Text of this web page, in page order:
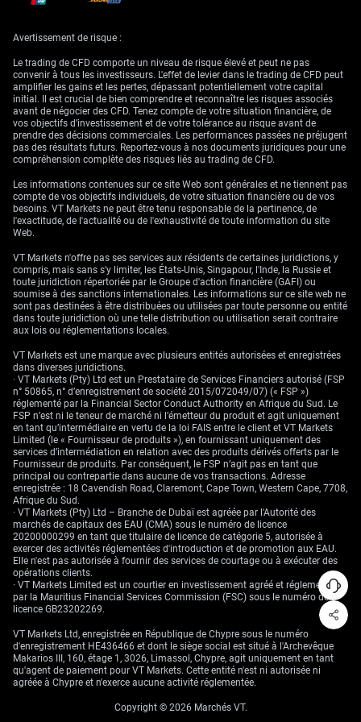
options de vente (puts) USD/JPY à courte échéance, hors de la monnaie,
un mois est déjà passée de 9% à plus de 11,5% au cours des dernières
semaines, et nous anticipons la poursuite de cette tendance à mesure
que les avertissements verbaux se renforcent.
Les dernières données du CFTC montrent que les positions spéculatives
nettes restent extrêmement importantes contre le yen, proches de
135.000 contrats. Ce positionnement consensuel est très vulnérable à
un « short squeeze ». Toute intervention directe déclencherait une vague
d’achats, ces positions étant contraintes de se déboucler, ce qui
Vendre la volatilité à ces niveaux en émettant des calls USD/JPY à
découvert constitue une stratégie extrêmement dangereuse à ce stade.
Le risque d’une perte soudaine et potentiellement illimitée en cas
d’intervention l’emporte largement sur la prime perçue. Nous privilégions
positionner plus prudemment sur un repli potentiel de la paire.
Avertissement de risque :
Le trading de CFD comporte un niveau de risque élevé et peut ne pas
convenir à tous les investisseurs. L'effet de levier dans le trading de CFD peut
amplifier les gains et les pertes, dépassant potentiellement votre capital
initial. Il est crucial de bien comprendre et reconnaître les risques associés
avant de négocier des CFD. Tenez compte de votre situation financière, de
vos objectifs d’investissement et de votre tolérance au risque avant de
prendre des décisions commerciales. Les performances passées ne préjugent
pas des résultats futurs. Reportez-vous à nos documents juridiques pour une
compréhension complète des risques liés au trading de CFD.
Les informations contenues sur ce site Web sont générales et ne tiennent pas
compte de vos objectifs individuels, de votre situation financière ou de vos
besoins. VT Markets ne peut être tenu responsable de la pertinence, de
l'exactitude, de l'actualité ou de l'exhaustivité de toute information du site
Web.
VT Markets n'offre pas ses services aux résidents de certaines juridictions, y
compris, mais sans s'y limiter, les États-Unis, Singapour, l'Inde, la Russie et
toute juridiction répertoriée par le Groupe d'action financière (GAFI) ou
soumise à des sanctions internationales. Les informations sur ce site web ne
sont pas destinées à être distribuées ou utilisées par toute personne ou entité
dans toute juridiction où une telle distribution ou utilisation serait contraire
aux lois ou réglementations locales.
VT Markets est une marque avec plusieurs entités autorisées et enregistrées
dans diverses juridictions.
· VT Markets (Pty) Ltd est un Prestataire de Services Financiers autorisé (FSP
n° 50865, n° d’enregistrement de société 2015/072049/07) (« FSP »)
réglementé par la Financial Sector Conduct Authority en Afrique du Sud. Le
FSP n’est ni le teneur de marché ni l’émetteur du produit et agit uniquement
en tant qu’intermédiaire en vertu de la loi FAIS entre le client et VT Markets
Limited (le « Fournisseur de produits »), en fournissant uniquement des
services d’intermédiation en relation avec des produits dérivés offerts par le
Fournisseur de produits. Par conséquent, le FSP n’agit pas en tant que
principal ou contrepartie dans aucune de vos transactions. Adresse
enregistrée : 18 Cavendish Road, Claremont, Cape Town, Western Cape, 7708,
Afrique du Sud.
· VT Markets (Pty) Ltd – Branche de Dubaï est agréée par l'Autorité des
marchés de capitaux des EAU (CMA) sous le numéro de licence
20200000299 en tant que titulaire de licence de catégorie 5, autorisée à
exercer des activités réglementées d'introduction et de promotion aux EAU.
Elle n'est pas autorisée à fournir des services de courtage ou à exécuter des
opérations clients.
· VT Markets Limited est un courtier en investissement agréé et réglementé
par la Mauritius Financial Services Commission (FSC) sous le numéro de
licence GB23202269.
VT Markets Ltd, enregistrée en République de Chypre sous le numéro
d'enregistrement HE436466 et dont le siège social est situé à l'Archevêque
Makarios III, 160, étage 1, 3026, Limassol, Chypre, agit uniquement en tant
qu'agent de paiement pour VT Markets. Cette entité n'est ni autorisée ni
agréée à Chypre et n'exerce aucune activité réglementée.
Copyright © 2026 Marchés VT.